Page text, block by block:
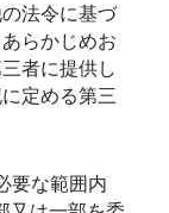
法令に基づ
らかじめお
者に提供し
定める第三
要な範囲内